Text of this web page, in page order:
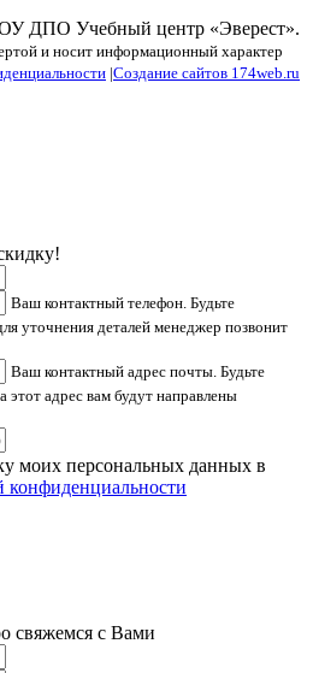
ДПО Учебный центр «Эверест».
и носит информационный характер
|Создание сайтов 174web.ru
Ваш контактный телефон. Будьте
уточнения деталей менеджер позвонит
Ваш контактный адрес почты. Будьте
этот адрес вам будут направлены
моих персональных данных в
конфиденциальности
свяжемся с Вами